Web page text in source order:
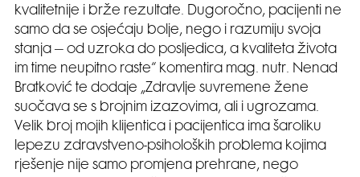
kvalitetnije i brže rezultate. Dugoročno, pacijenti ne
samo da se osjećaju bolje, nego i razumiju svoja
stanja – od uzroka do posljedica, a kvaliteta života
im time neupitno raste“ komentira mag. nutr. Nenad
Bratković te dodaje „Zdravlje suvremene žene
suočava se s brojnim izazovima, ali i ugrozama.
Velik broj mojih klijentica i pacijentica ima šaroliku
lepezu zdravstveno-psiholoških problema kojima
rješenje nije samo promjena prehrane, nego